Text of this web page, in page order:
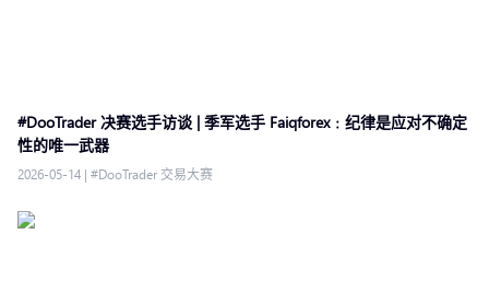
#DooTrader 决赛选手访谈 | 季军选手 Faiqforex﹕纪律是应对不确定
性的唯一武器
2026-05-14 | #DooTrader 交易大赛